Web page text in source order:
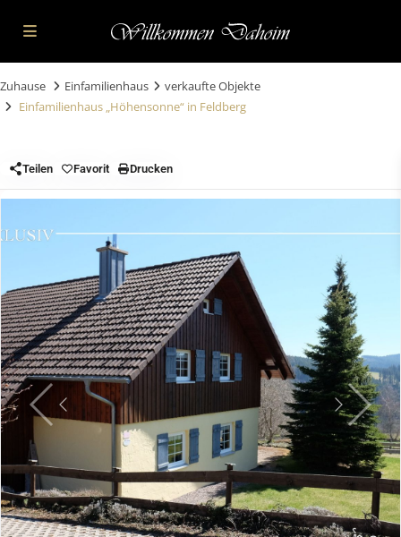
Zuhause Einfamilienhaus
verkaufte Objekte
Einfamilienhaus „Höhensonne“ in Feldberg
Teilen Favorit Drucken
Previous Next